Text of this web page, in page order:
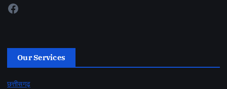
Facebook
Our Services
छत्तीसगढ़